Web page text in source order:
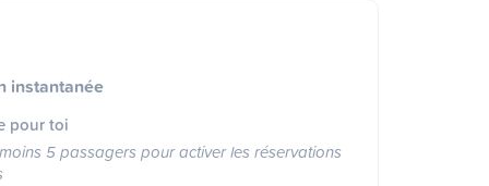
instantanée
pour toi
5 passagers pour activer les réservations